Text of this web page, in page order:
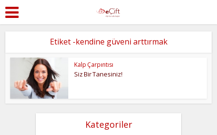
Etiket -kendine güveni arttırmak
Kalp Çarpıntısı
Siz Bir Tanesiniz!
Kategoriler